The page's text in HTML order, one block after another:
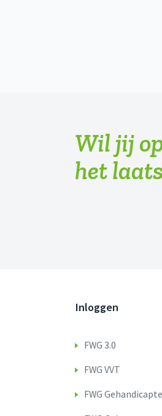
Wil jij
het
Inloggen
FWG 3.0
FWG VVT
FWG